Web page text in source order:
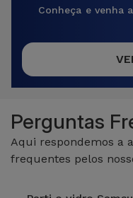
Conheça e venha
Perguntas
Aqui respondemos a
frequentes pelos